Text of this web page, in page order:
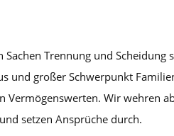
Trennung und
und großer Schwerpunkt
Vermögenswerten. Wir wehren
setzen Ansprüche durch.